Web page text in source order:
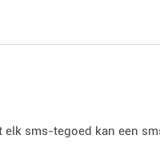
sms-tegoed kan een